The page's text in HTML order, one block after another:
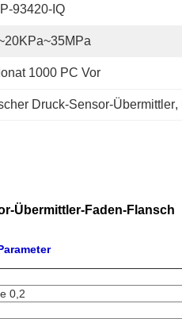
93420-IQ
1000 PC Vor
Druck-Sensor-Übermittler,
Übermittler-Faden-Flansch
0,2